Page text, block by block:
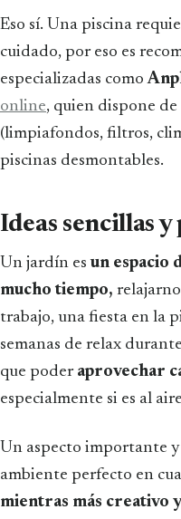
Eso sí. Una piscina
cuidado, por eso es
especializadas como
online, quien dispone
(limpiafondos, filtros,
piscinas desmontables.
Ideas sencillas
Un jardín esun espacio
mucho tiempo,
trabajo, una fiesta en la
semanas de relax
que poder aprovechar
especialmente si es al
Un aspecto importante
ambiente perfecto en
mientras más creativo